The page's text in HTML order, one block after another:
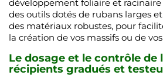
développement foliaire et
des outils dotés de rubans larges
des matériaux robustes, pour
la création de vos massifs ou de
Le dosage et le contrôle de
récipients gradués et